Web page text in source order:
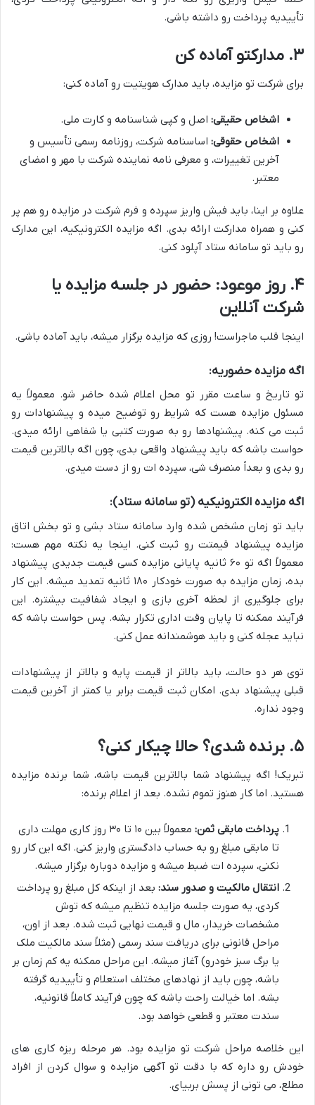
تأییدیه پرداخت رو داشته باشی.
۳. مدارکتو آماده کن
برای شرکت تو مزایده، باید مدارک هویتیت رو آماده کنی:
اشخاص حقیقی: اصل و کپی شناسنامه و کارت ملی.
اشخاص حقوقی: اساسنامه شرکت، روزنامه رسمی تأسیس و
آخرین تغییرات، و معرفی نامه نماینده شرکت با مهر و امضای
معتبر.
علاوه بر اینا، باید فیش واریز سپرده و فرم شرکت در مزایده رو هم پر
کنی و همراه مدارکت ارائه بدی. اگه مزایده الکترونیکیه، این مدارک
رو باید تو سامانه ستاد آپلود کنی.
۴. روز موعود: حضور در جلسه مزایده یا
شرکت آنلاین
اینجا قلب ماجراست! روزی که مزایده برگزار میشه، باید آماده باشی.
اگه مزایده حضوریه:
تو تاریخ و ساعت مقرر تو محل اعلام شده حاضر شو. معمولاً یه
مسئول مزایده هست که شرایط رو توضیح میده و پیشنهادات رو
ثبت می کنه. پیشنهادها رو به صورت کتبی یا شفاهی ارائه میدی.
حواست باشه که باید پیشنهاد واقعی بدی، چون اگه بالاترین قیمت
رو بدی و بعداً منصرف شی، سپرده ات رو از دست میدی.
اگه مزایده الکترونیکیه (تو سامانه ستاد):
باید تو زمان مشخص شده وارد سامانه ستاد بشی و تو بخش اتاق
مزایده پیشنهاد قیمتت رو ثبت کنی. اینجا یه نکته مهم هست:
معمولاً اگه تو ۶۰ ثانیه پایانی مزایده کسی قیمت جدیدی پیشنهاد
بده، زمان مزایده به صورت خودکار ۱۸۰ ثانیه تمدید میشه. این کار
برای جلوگیری از لحظه آخری بازی و ایجاد شفافیت بیشتره. این
فرآیند ممکنه تا پایان وقت اداری تکرار بشه. پس حواست باشه که
نباید عجله کنی و باید هوشمندانه عمل کنی.
توی هر دو حالت، باید بالاتر از قیمت پایه و بالاتر از پیشنهادات
قبلی پیشنهاد بدی. امکان ثبت قیمت برابر یا کمتر از آخرین قیمت
وجود نداره.
۵. برنده شدی؟ حالا چیکار کنی؟
تبریک! اگه پیشنهاد شما بالاترین قیمت باشه، شما برنده مزایده
هستید. اما کار هنوز تموم نشده. بعد از اعلام برنده:
پرداخت مابقی ثمن:
معمولاً بین ۱۰ تا ۳۰ روز کاری مهلت داری
تا مابقی مبلغ رو به حساب دادگستری واریز کنی. اگه این کار رو
نکنی، سپرده ات ضبط میشه و مزایده دوباره برگزار میشه.
انتقال مالکیت و صدور سند: بعد از اینکه کل مبلغ رو پرداخت
کردی، یه صورت جلسه مزایده تنظیم میشه که توش
مشخصات خریدار، مال و قیمت نهایی ثبت شده. بعد از اون،
مراحل قانونی برای دریافت سند رسمی (مثلاً سند مالکیت ملک
یا برگ سبز خودرو) آغاز میشه. این مراحل ممکنه یه کم زمان بر
باشه، چون باید از نهادهای مختلف استعلام و تأییدیه گرفته
بشه. اما خیالت راحت باشه که چون فرآیند کاملاً قانونیه،
سندت معتبر و قطعی خواهد بود.
این خلاصه مراحل شرکت تو مزایده بود. هر مرحله ریزه کاری های
خودش رو داره که با دقت تو آگهی مزایده و سوال کردن از افراد
مطلع، می تونی از پسش بربیای.